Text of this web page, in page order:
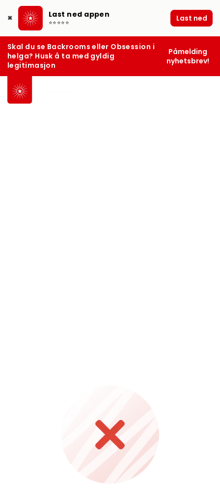
✖ Last ned appen
⭐⭐⭐⭐⭐ Last ned
Skal du se Backrooms eller Obsession i
helga? Husk å ta med gyldig
legitimasjon
Påmelding
nyhetsbrev!